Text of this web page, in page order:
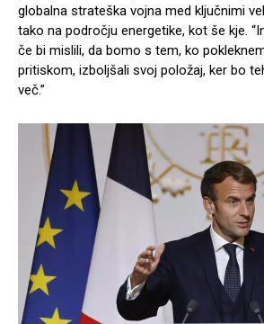
globalna strateška vojna med ključnimi
tako na področju energetike, kot še kje.
če bi mislili, da bomo s tem, ko
pritiskom, izboljšali svoj položaj, ker bo
več.”